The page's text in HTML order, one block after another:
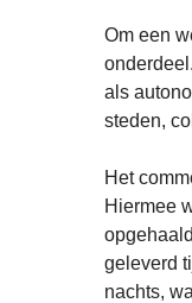
Om een
als
steden,
Het
Hiermee
geleverd
nachts,